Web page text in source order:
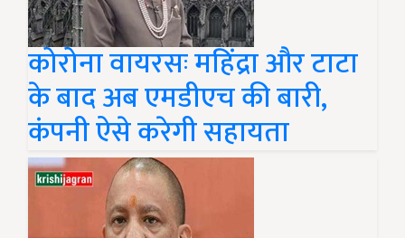
कोरोना वायरसः महिंद्रा और टाटा
के बाद अब एमडीएच की बारी,
कंपनी ऐसे करेगी सहायता